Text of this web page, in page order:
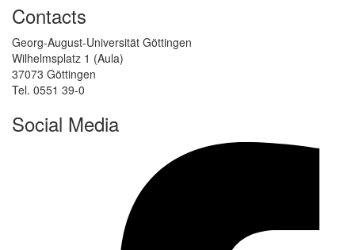
Contacts
Georg-August-Universität Göttingen
Wilhelmsplatz 1 (Aula)
37073 Göttingen
Tel. 0551 39-0
Social Media